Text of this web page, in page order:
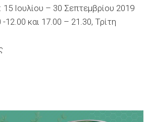
15 Ιουλίου – 30 Σεπτεμβρίου 2019
-12.00 και 17.00 – 21.30, Τρίτη